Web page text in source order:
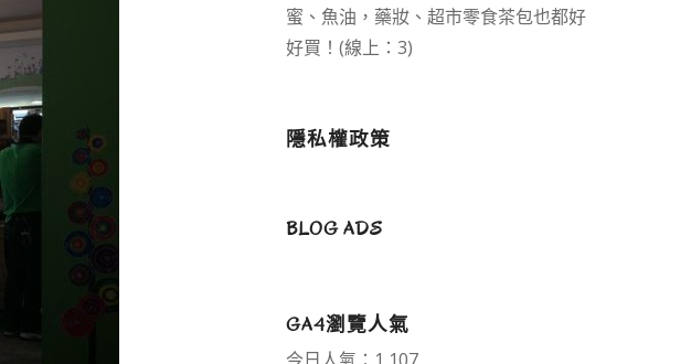
蜜、魚油，藥妝、超市零食茶包也都好
好買！(線上：3)
隱私權政策
BLOG ADS
GA4瀏覽人氣